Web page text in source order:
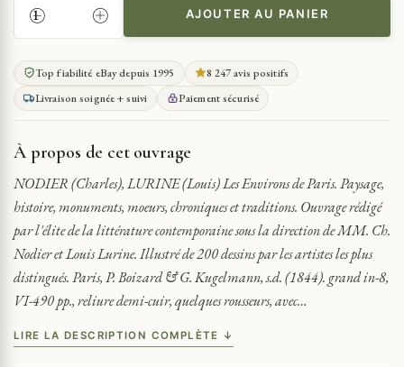
QUANTITÉ
DE
NODIER
ENVIRONS
DE
PARIS.
HISTOIRE,
MONUMENTS...
AJOUTER AU PANIER
Top fiabilité eBay depuis 1995
8 247 avis positifs
Livraison soignée + suivi
Paiement sécurisé
À propos de cet ouvrage
NODIER (Charles), LURINE (Louis) Les Environs de Paris. Paysage,
histoire, monuments, moeurs, chroniques et traditions. Ouvrage rédigé
par l'élite de la littérature contemporaine sous la direction de MM. Ch.
Nodier et Louis Lurine. Illustré de 200 dessins par les artistes les plus
distingués. Paris, P. Boizard & G. Kugelmann, s.d. (1844). grand in-8,
VI-490 pp., reliure demi-cuir, quelques rousseurs, avec…
LIRE LA DESCRIPTION COMPLÈTE ↓